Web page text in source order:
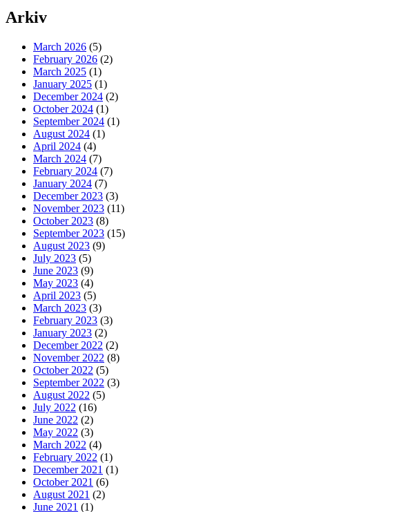
Arkiv
March 2026 (5)
February 2026 (2)
March 2025 (1)
January 2025 (1)
December 2024 (2)
October 2024 (1)
September 2024 (1)
August 2024 (1)
April 2024 (4)
March 2024 (7)
February 2024 (7)
January 2024 (7)
December 2023 (3)
November 2023 (11)
October 2023 (8)
September 2023 (15)
August 2023 (9)
July 2023 (5)
June 2023 (9)
May 2023 (4)
April 2023 (5)
March 2023 (3)
February 2023 (3)
January 2023 (2)
December 2022 (2)
November 2022 (8)
October 2022 (5)
September 2022 (3)
August 2022 (5)
July 2022 (16)
June 2022 (2)
May 2022 (3)
March 2022 (4)
February 2022 (1)
December 2021 (1)
October 2021 (6)
August 2021 (2)
June 2021 (1)